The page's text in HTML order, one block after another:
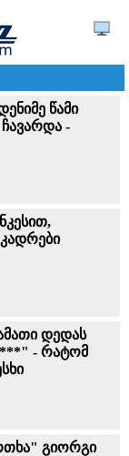
წამი
-
დედას
- რატომ
გიორგი